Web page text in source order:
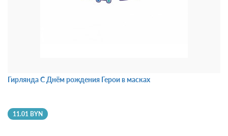
Гирлянда С Днём рождения Герои в масках
11.01 BYN